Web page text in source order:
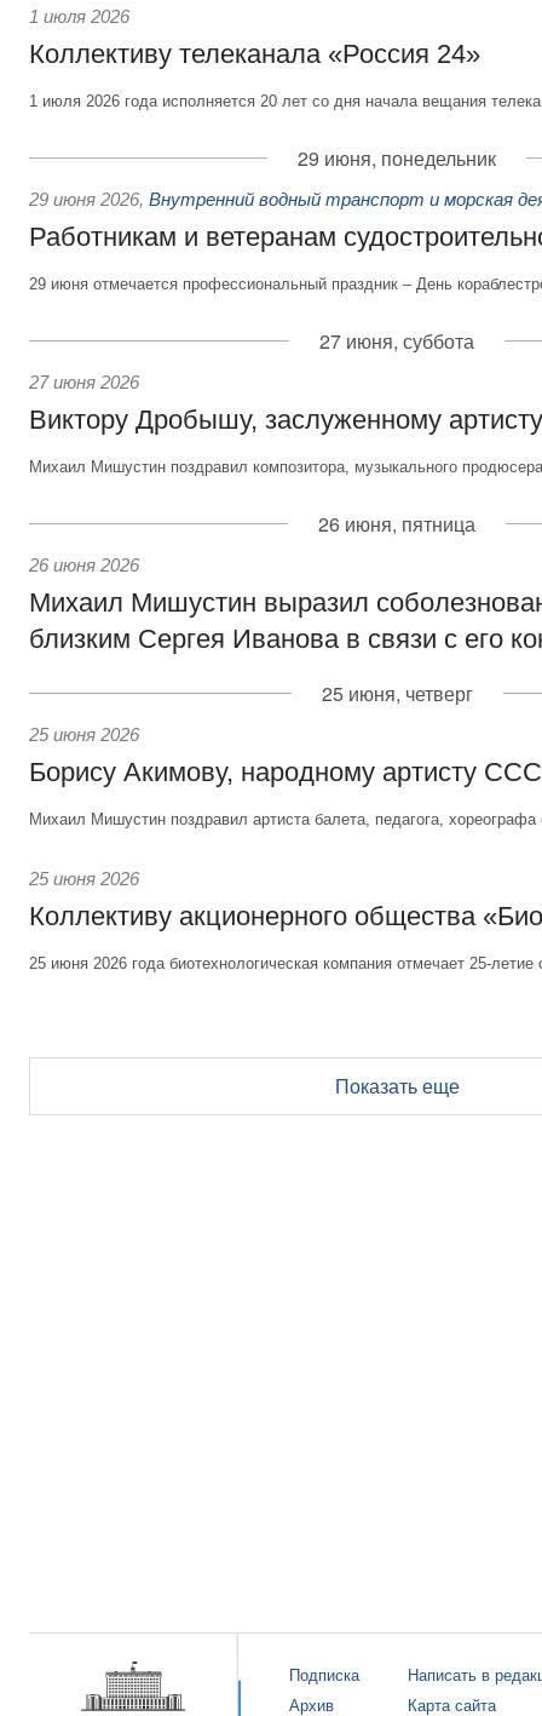
1 июля 2026
Коллективу телеканала «Россия 24»
1 июля 2026 года исполняется 20 лет со дня начала вещания
29 июня, понедельник
29 июня 2026, Внутренний водный транспорт и морская
Работникам и ветеранам
29 июня отмечается профессиональный праздник – День
27 июня, суббота
27 июня 2026
Виктору Дробышу, заслуженному
Михаил Мишустин поздравил композитора, музыкального
26 июня, пятница
26 июня 2026
Михаил Мишустин выразил
близким Сергея Иванова в связи с его
25 июня, четверг
25 июня 2026
Борису Акимову, народному артисту
Михаил Мишустин поздравил артиста балета, педагога,
25 июня 2026
Коллективу акционерного общества
25 июня 2026 года биотехнологическая компания отмечает 25-летие
Показать еще
Подписка
Архив
Написать в
Карта сайта